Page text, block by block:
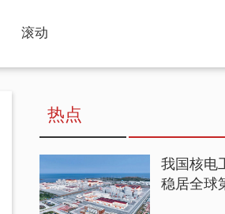
滚动
热点
我国核电
稳居全球